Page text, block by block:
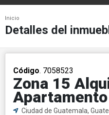
Inicio
Detalles del
Código. 7058523
Zona 15
Apartamento
Ciudad de Guatemala,